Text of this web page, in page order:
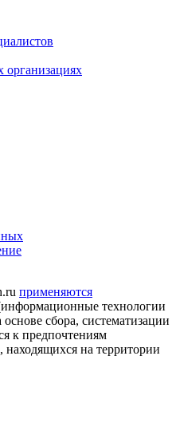
организациях
применяются
технологии
сбора, систематизации
к предпочтениям
находящихся на территории